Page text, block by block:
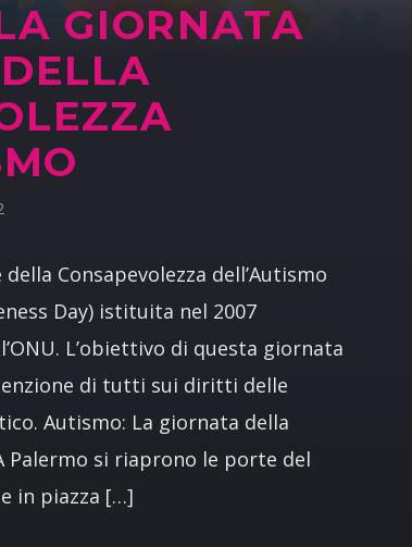
GIORNATA
Consapevolezza dell’Autismo
Day) istituita nel 2007
L’obiettivo di questa giornata
di tutti sui diritti delle
Autismo: La giornata della
Palermo si riaprono le porte del
in piazza […]